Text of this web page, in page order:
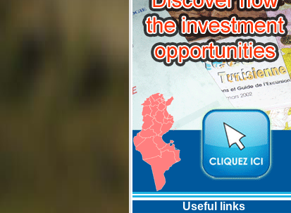
Useful links